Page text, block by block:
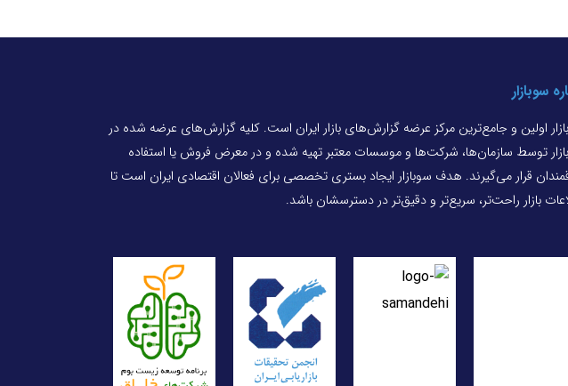
سوبازار
اولین و جامع‌ترین مرکز عرضه گزارش‌های بازار ایران است. کلیه گزارش‌های عرضه شده در
توسط سازمان‌ها، شرکت‌ها و موسسات معتبر تهیه شده و در معرض فروش یا استفاده
قرار می‌گیرند. هدف سوبازار ایجاد بستری تخصصی برای فعالان اقتصادی ایران است تا
بازار راحت‌تر، سریع‌تر و دقیق‌تر در دسترسشان باشد.